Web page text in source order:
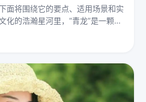
面将围绕它的要点、适用场景和实
化的浩瀚星河里，“青龙”是一颗璀
玄武并称“四灵”，雄踞东方，是